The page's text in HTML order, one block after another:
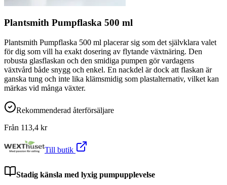
Plantsmith Pumpflaska 500 ml
Plantsmith Pumpflaska 500 ml placerar sig som det självklara valet
för dig som vill ha exakt dosering av flytande växtnäring. Den
robusta glasflaskan och den smidiga pumpen gör vardagens
växtvård både snygg och enkel. En nackdel är dock att flaskan är
ganska tung och inte lika klämsmidig som plastalternativ, vilket kan
märkas vid många växter.
Rekommenderad återförsäljare
Från 113,4 kr
Till butik
Stadig känsla med lyxig pumpupplevelse